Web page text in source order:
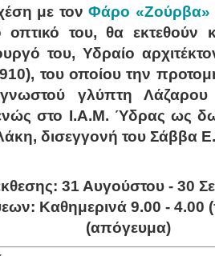
με τονΦάρο «Ζούρβα»
οπτικό του, θα εκτεθούν
του, Υδραίο
του οποίου την
γλύπτη Λάζαρου
στο Ι.Α.Μ. Ύδρας ως
δισεγγονή του Σάββα
31 Αυγούστου - 30
Καθημερινά 9.00 - 4.00
(απόγευμα)